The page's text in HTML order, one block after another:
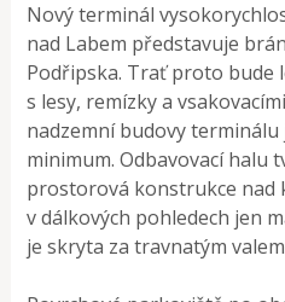
Nový terminál
nad Labem představuje
Podřipska. Trať proto bude
s lesy, remízky a
nadzemní budovy
minimum. Odbavovací halu
prostorová konstrukce nad
v dálkových pohledech jen
je skryta za travnatým